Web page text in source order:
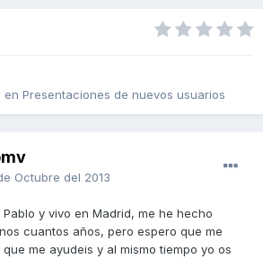
en Presentaciones de nuevos usuarios
Octubre del 2013
y vivo en Madrid, me he hecho
cuantos años, pero espero que me
me ayudeis y al mismo tiempo yo os